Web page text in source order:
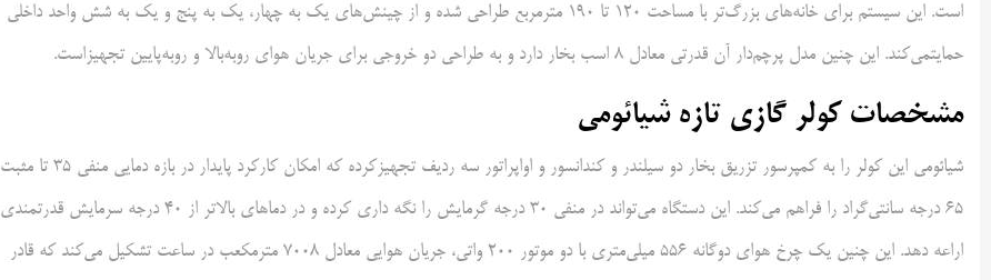
است. این سیستم برای خانه‌های بزرگ‌تر با مساحت ۱۲۰ تا ۱۹۰ مترمربع طراحی شده و از چینش‌های یک به چهار، یک به پنج و یک به شش واحد داخلی
حمایتمی‌کند. این چنین مدل پرچم‌دار آن قدرتی معادل ۸ اسب بخار دارد و به طراحی دو خروجی برای جریان هوای روبه‌بالا و روبه‌پایین تجهیزاست.
مشخصات کولر گازی تازه شیائومی
شیائومی این کولر را به کمپرسور تزریق بخار دو سیلندر و کندانسور و اواپراتور سه ردیف تجهیزکرده که امکان کارکرد پایدار در بازه دمایی منفی ۳۵ تا مثبت
۶۵ درجه سانتی‌گراد را فراهم می‌کند. این دستگاه می‌تواند در منفی ۳۰ درجه گرمایش را نگه داری کرده و در دماهای بالاتر از ۴۰ درجه سرمایش قدرتمندی
اراعه دهد. این چنین یک چرخ هوای دوگانه ۵۵۶ میلی‌متری با دو موتور ۲۰۰ واتی، جریان هوایی معادل ۷۰۰۸ مترمکعب در ساعت تشکیل می‌کند که قادر